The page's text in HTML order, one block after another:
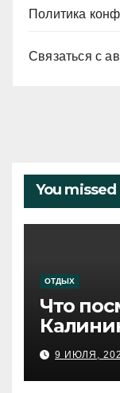
Политика
Связаться с
You missed
ОТДЫХ
Что
9 ИЮЛЯ,